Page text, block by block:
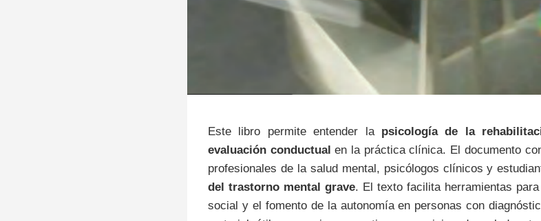
Este libro permite entender la psicología de la
evaluación conductual en la práctica clínica. El documento
profesionales de la salud mental, psicólogos clínicos y
del trastorno mental grave. El texto facilita herramientas
social y el fomento de la autonomía en personas con